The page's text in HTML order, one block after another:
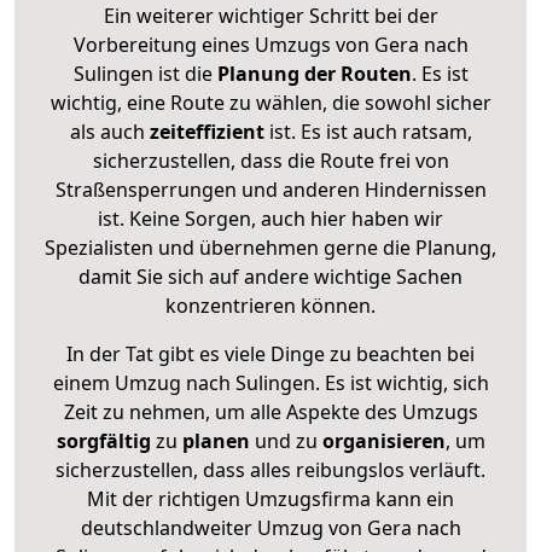
Ein weiterer wichtiger Schritt bei der
Vorbereitung eines Umzugs von Gera nach
Sulingen ist diePlanung der Routen. Es ist
wichtig, eine Route zu wählen, die sowohl sicher
als auch zeiteffizientist. Es ist auch ratsam,
sicherzustellen, dass die Route frei von
Straßensperrungen und anderen Hindernissen
ist. Keine Sorgen, auch hier haben wir
Spezialisten und übernehmen gerne die Planung,
damit Sie sich auf andere wichtige Sachen
konzentrieren können.
In der Tat gibt es viele Dinge zu beachten bei
einem Umzug nach Sulingen. Es ist wichtig, sich
Zeit zu nehmen, um alle Aspekte des Umzugs
sorgfältig zu planen und zu organisieren, um
sicherzustellen, dass alles reibungslos verläuft.
Mit der richtigen Umzugsfirma kann ein
deutschlandweiter Umzug von Gera nach